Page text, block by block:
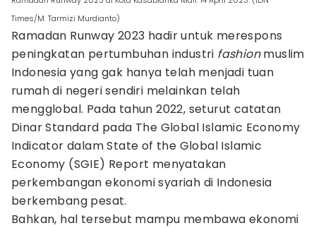
Times/M. Tarmizi Murdianto)
Ramadan Runway 2023 hadir untuk merespons
peningkatan pertumbuhan industri fashionmuslim
Indonesia yang gak hanya telah menjadi tuan
rumah di negeri sendiri melainkan telah
mengglobal. Pada tahun 2022, seturut catatan
Dinar Standard pada The Global Islamic Economy
Indicator dalam State of the Global Islamic
Economy (SGIE) Report menyatakan
perkembangan ekonomi syariah di Indonesia
berkembang pesat.
Bahkan, hal tersebut mampu membawa ekonomi